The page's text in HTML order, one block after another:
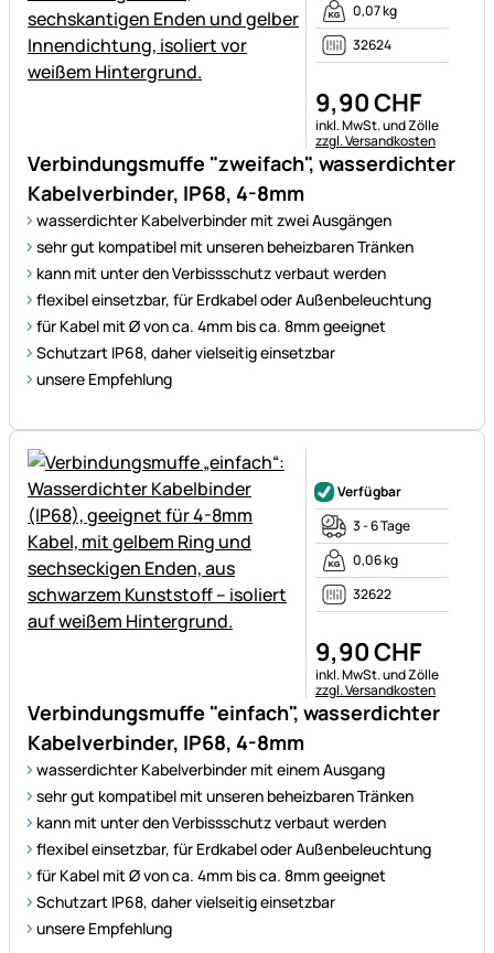
Verbindungsmuffe "zweifach", wasserdichter
Kabelverbinder, IP68, 4-8mm
wasserdichter Kabelverbinder mit zwei Ausgängen
sehr gut kompatibel mit unseren beheizbaren Tränken
kann mit unter den Verbissschutz verbaut werden
flexibel einsetzbar, für Erdkabel oder Außenbeleuchtung
für Kabel mit Ø von ca. 4mm bis ca. 8mm geeignet
Schutzart IP68, daher vielseitig einsetzbar
unsere Empfehlung
0,07 kg
32624
9,90CHF
Steuerhinweis:
inkl. MwSt. und Zölle
zzgl. Versandkosten
Verbindungsmuffe "einfach", wasserdichter
Kabelverbinder, IP68, 4-8mm
wasserdichter Kabelverbinder mit einem Ausgang
sehr gut kompatibel mit unseren beheizbaren Tränken
kann mit unter den Verbissschutz verbaut werden
flexibel einsetzbar, für Erdkabel oder Außenbeleuchtung
für Kabel mit Ø von ca. 4mm bis ca. 8mm geeignet
Schutzart IP68, daher vielseitig einsetzbar
unsere Empfehlung
Verfügbar
3 - 6 Tage
0,06 kg
32622
9,90CHF
Steuerhinweis:
inkl. MwSt. und Zölle
zzgl. Versandkosten